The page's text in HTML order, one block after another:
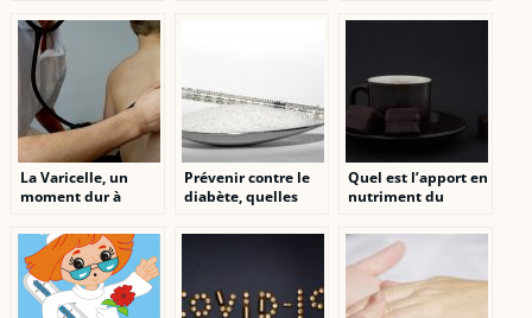
la grossesse
La Varicelle, un
moment dur à
Prévenir contre le
diabète, quelles
prendre?
Quel est l’apport en
nutriment du
notre organisme ?